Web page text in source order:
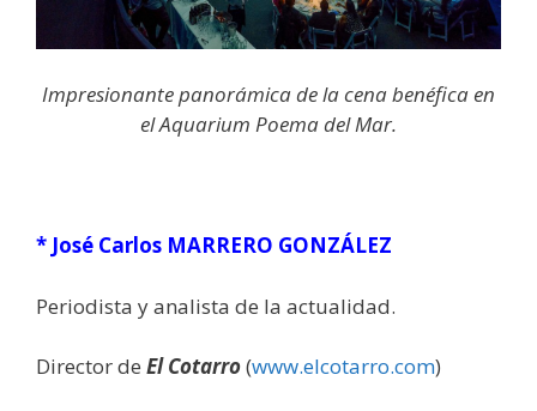
Impresionante panorámica de la cena benéfica en
el Aquarium Poema del Mar.
* José Carlos MARRERO GONZÁLEZ
Periodista y analista de la actualidad.
Director de El Cotarro(www.elcotarro.com)